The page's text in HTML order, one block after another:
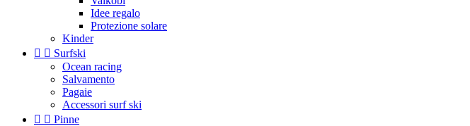
Idee regalo
Protezione solare
Kinder
  Surfski
Ocean racing
Salvamento
Pagaie
Accessori surf ski
  Pinne